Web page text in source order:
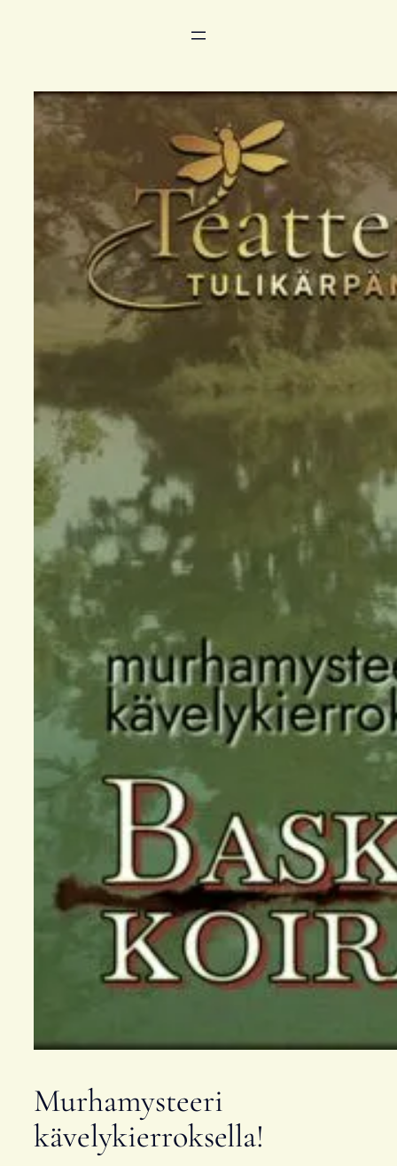
Murhamysteeri
kävelykierroksella!